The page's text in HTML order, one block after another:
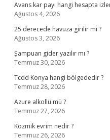
Avans kar payı hangi hesapta
Ağustos 4, 2026
25 derecede havuza girilir mi ?
Ağustos 3, 2026
Şampuan gider yazılır mı ?
Temmuz 30, 2026
Tcdd Konya hangi bölgededir ?
Temmuz 28, 2026
Azure alkollü mü ?
Temmuz 27, 2026
Kozmik evrim nedir ?
Temmuz 26, 2026